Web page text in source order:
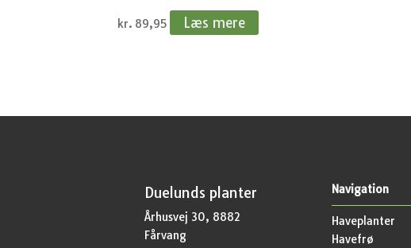
kr. 89,95 Læs mere
Duelunds planter
Århusvej 30, 8882
Fårvang
Navigation
Haveplanter
Havefrø